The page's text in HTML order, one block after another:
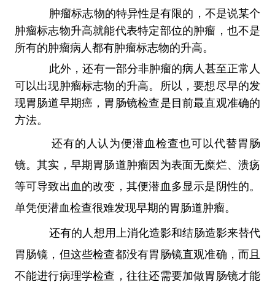
肿瘤标志物的特异性是有限的，不是说某个
肿瘤标志物升高就能代表特定部位的肿瘤，也不是
所有的肿瘤病人都有肿瘤标志物的升高。
此外，还有一部分非肿瘤的病人甚至正常人
可以出现肿瘤标志物的升高。所以，要想尽早的发
现胃肠道早期癌，胃肠镜检查是目前最直观准确的
方法。
还有的人认为便潜血检查也可以代替胃肠
镜。其实，早期胃肠道肿瘤因为表面无糜烂、溃疡
等可导致出血的改变，其便潜血多显示是阴性的。
单凭便潜血检查很难发现早期的胃肠道肿瘤。
还有的人想用上消化造影和结肠造影来替代
胃肠镜，但这些检查都没有胃肠镜直观准确，而且
不能进行病理学检查，往往还需要加做胃肠镜才能